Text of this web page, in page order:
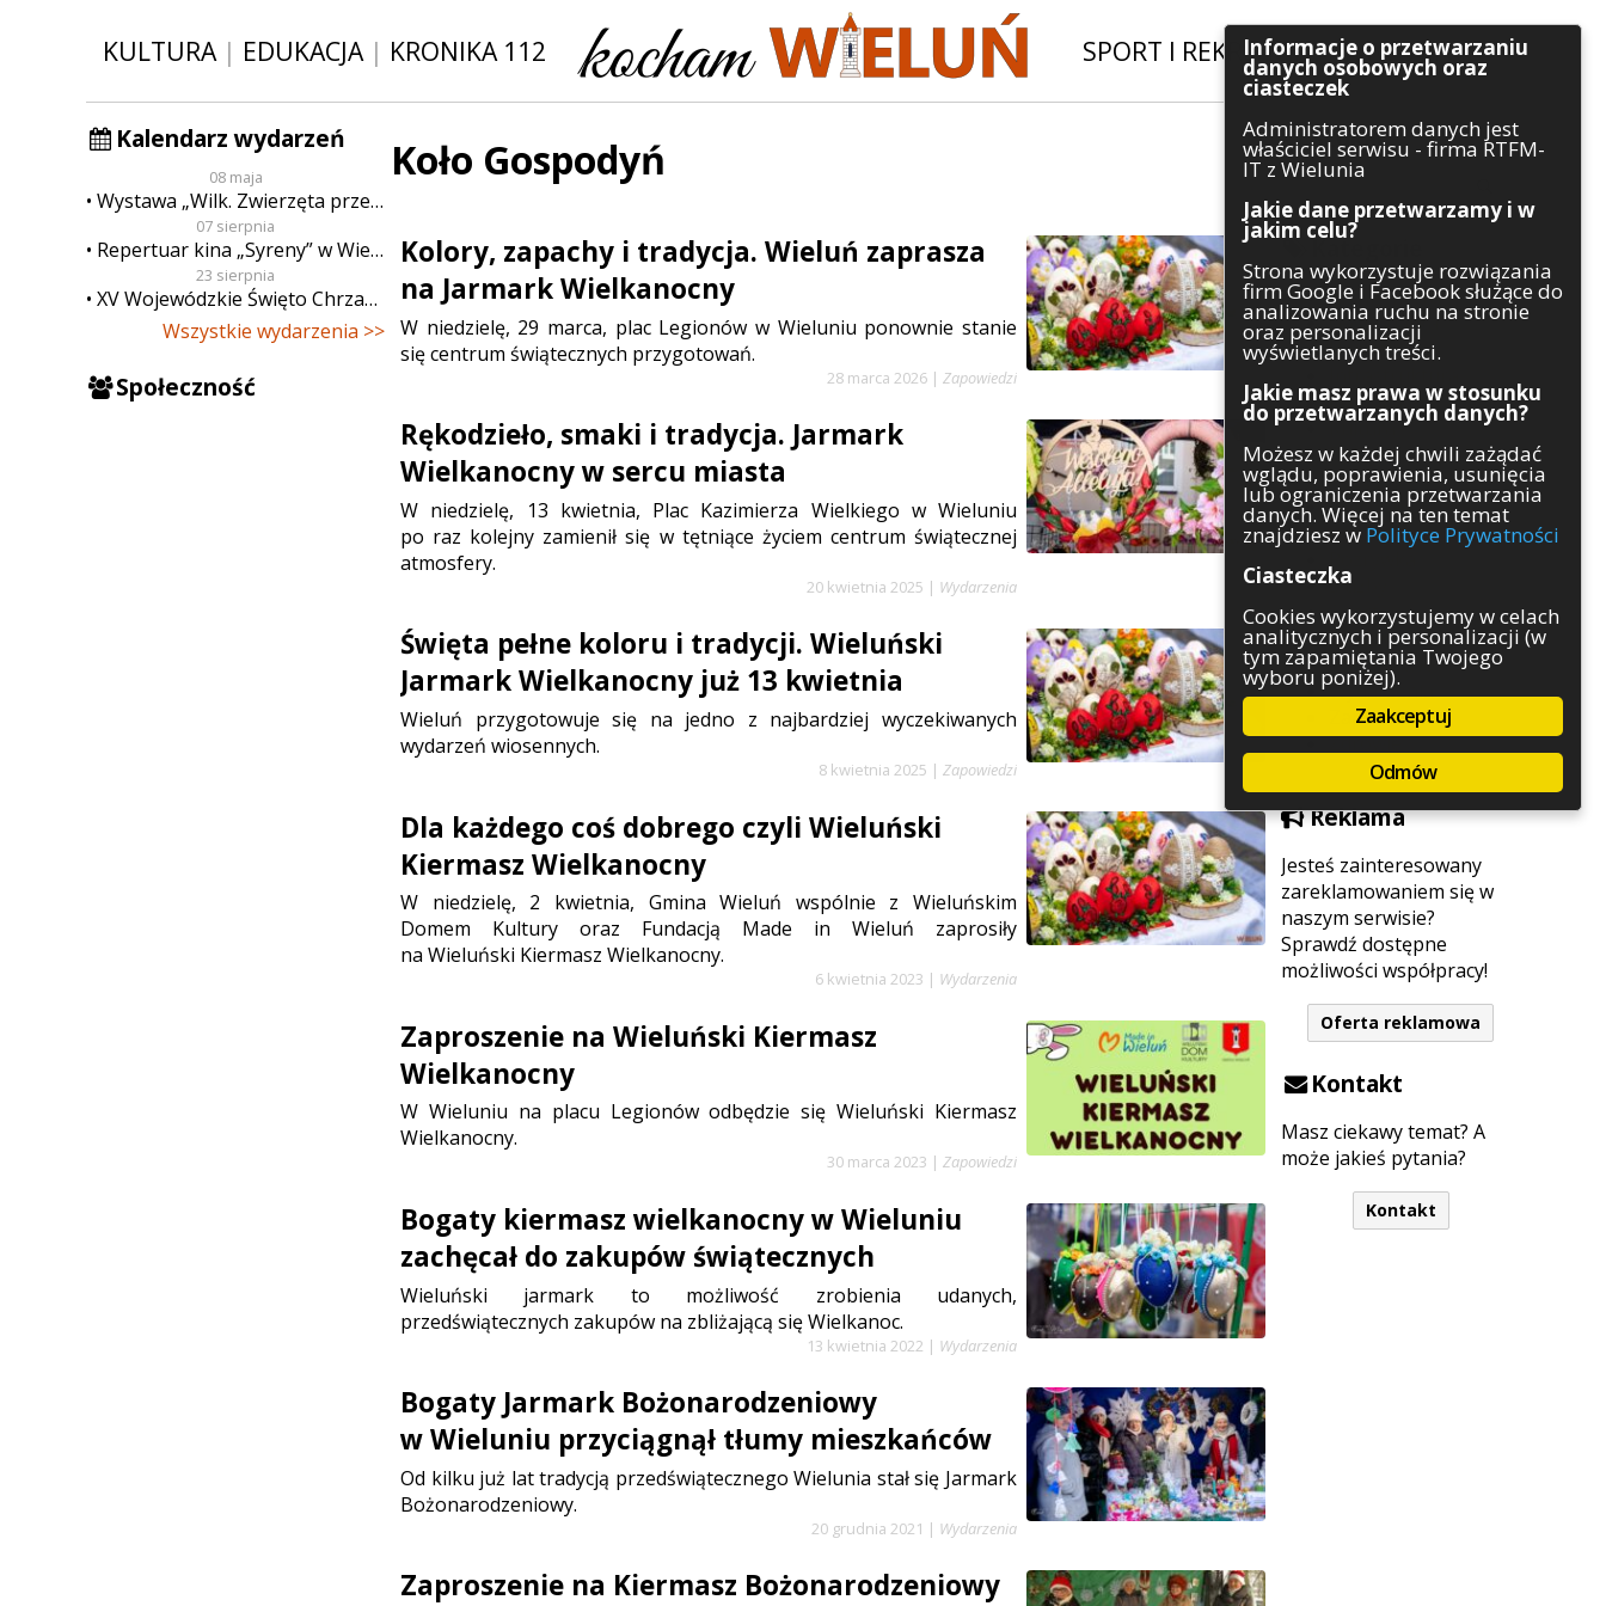
KULTURA| EDUKACJA| KRONIKA 112 SPORT I REKREACJA|INWESTYCJE
Kalendarz wydarzeń
08 maja
Wystawa „Wilk. Zwierzęta przeklęte”
07 sierpnia
Repertuar kina „Syreny” w Wieluniu w dn. od 7 do 13 sierpnia
23 sierpnia
XV Wojewódzkie Święto Chrzanu
Wszystkie wydarzenia >>
Społeczność
Szukaj
Kategorie
Architektura
Gospodarka
Handel
Komunikaty
Kultura
Polityka
Pozostałe
Psychologia
Rolnictwo
Służby
Sport
Środowisko
Szkolnictwo
Wydarzenia
Zapowiedzi
Zdrowie
Reklama
Jesteś zainteresowany
zareklamowaniem się w
naszym serwisie?
Sprawdź dostępne
możliwości współpracy!
Oferta reklamowa
Kontakt
Masz ciekawy temat? A
może jakieś pytania?
Kontakt
Koło Gospodyń
Kolory, zapachy i tradycja. Wieluń zaprasza
na Jarmark Wielkanocny
W niedzielę, 29 marca, plac Legionów w Wieluniu ponownie stanie
się centrum świątecznych przygotowań.
28 marca 2026 | Zapowiedzi
Rękodzieło, smaki i tradycja. Jarmark
Wielkanocny w sercu miasta
W niedzielę, 13 kwietnia, Plac Kazimierza Wielkiego w Wieluniu
po raz kolejny zamienił się w tętniące życiem centrum świątecznej
atmosfery.
20 kwietnia 2025 | Wydarzenia
Święta pełne koloru i tradycji. Wieluński
Jarmark Wielkanocny już 13 kwietnia
Wieluń przygotowuje się na jedno z najbardziej wyczekiwanych
wydarzeń wiosennych.
8 kwietnia 2025 | Zapowiedzi
Dla każdego coś dobrego czyli Wieluński
Kiermasz Wielkanocny
W niedzielę, 2 kwietnia, Gmina Wieluń wspólnie z Wieluńskim
Domem Kultury oraz Fundacją Made in Wieluń zaprosiły
na Wieluński Kiermasz Wielkanocny.
6 kwietnia 2023 | Wydarzenia
Zaproszenie na Wieluński Kiermasz
Wielkanocny
W Wieluniu na placu Legionów odbędzie się Wieluński Kiermasz
Wielkanocny.
30 marca 2023 | Zapowiedzi
Bogaty kiermasz wielkanocny w Wieluniu
zachęcał do zakupów świątecznych
Wieluński jarmark to możliwość zrobienia udanych,
przedświątecznych zakupów na zbliżającą się Wielkanoc.
13 kwietnia 2022 | Wydarzenia
Bogaty Jarmark Bożonarodzeniowy
w Wieluniu przyciągnął tłumy mieszkańców
Od kilku już lat tradycją przedświątecznego Wielunia stał się Jarmark
Bożonarodzeniowy.
20 grudnia 2021 | Wydarzenia
Zaproszenie na Kiermasz Bożonarodzeniowy
Informacje o przetwarzaniu
danych osobowych oraz
ciasteczek
Administratorem danych jest
właściciel serwisu - firma RTFM-
IT z Wielunia
Jakie dane przetwarzamy i w
jakim celu?
Strona wykorzystuje rozwiązania
firm Google i Facebook służące do
analizowania ruchu na stronie
oraz personalizacji
wyświetlanych treści.
Jakie masz prawa w stosunku
do przetwarzanych danych?
Możesz w każdej chwili zażądać
wglądu, poprawienia, usunięcia
lub ograniczenia przetwarzania
danych. Więcej na ten temat
znajdziesz w Polityce Prywatności
Ciasteczka
Cookies wykorzystujemy w celach
analitycznych i personalizacji (w
tym zapamiętania Twojego
wyboru poniżej).
Zaakceptuj
Odmów